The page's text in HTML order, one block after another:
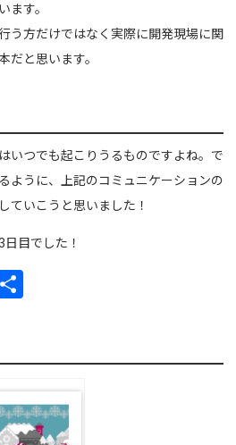
ます。
う方だけではなく実際に開発現場に関
だと思います。
いつでも起こりうるものですよね。で
ように、上記のコミュニケーションの
ていこうと思いました！
目でした！